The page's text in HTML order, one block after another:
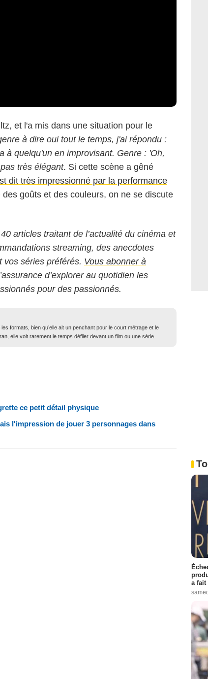
et l'a mis dans une situation pour le
à dire oui tout le temps, j'ai répondu :
à quelqu'un en improvisant. Genre : 'Oh,
très élégant. Si cette scène a gêné
dit très impressionné par la performance
des goûts et des couleurs, on ne se discute
articles traitant de l’actualité du cinéma et
streaming, des anecdotes
vos séries préférés. Vous abonner à
d’explorer au quotidien les
pour des passionnés.
formats, bien qu’elle ait un penchant pour le court métrage et le
elle voit rarement le temps défiler devant un film ou une série.
ce petit détail physique
l'impression de jouer 3 personnages dans
a fait